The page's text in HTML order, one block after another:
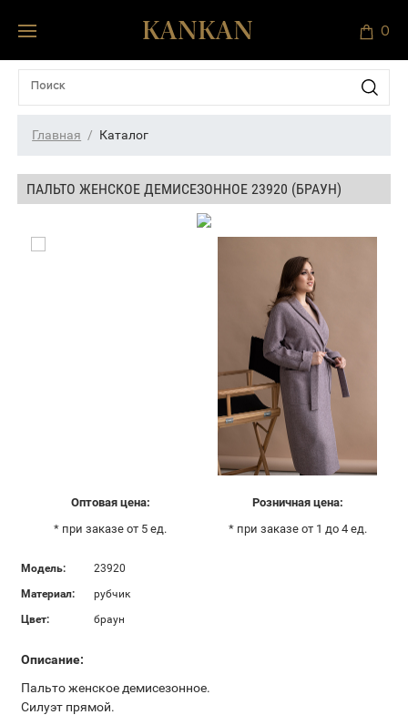
0
Главная Каталог
ПАЛЬТО ЖЕНСКОЕ ДЕМИСЕЗОННОЕ 23920 (БРАУН)
Оптовая цена:
* при заказе от 5 ед.
Розничная цена:
* при заказе от 1 до 4 ед.
Модель:
23920
Материал:
рубчик
Цвет:
браун
Описание:
Пальто женское демисезонное.
Силуэт прямой.